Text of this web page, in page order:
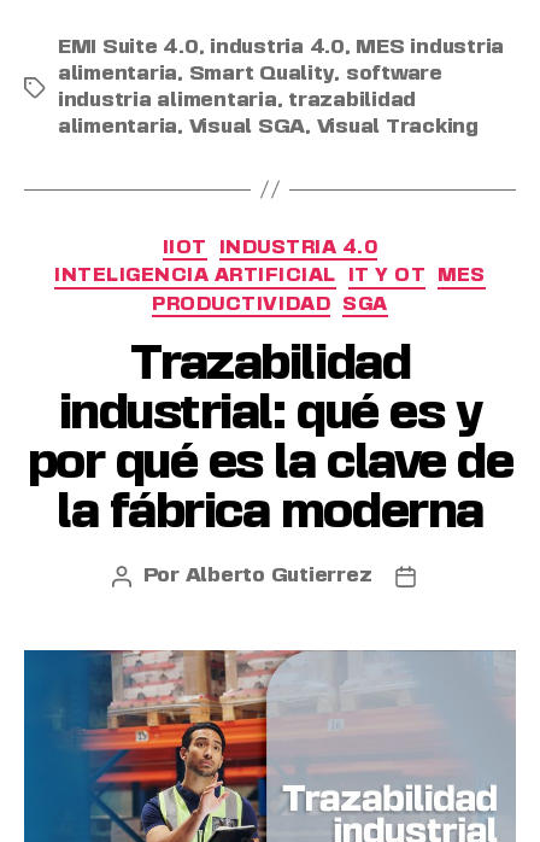
EMI Suite 4.0, industria 4.0, MES industria
alimentaria, Smart Quality, software
industria alimentaria, trazabilidad
alimentaria, Visual SGA, Visual Tracking
IIOT
INDUSTRIA 4.0
INTELIGENCIA ARTIFICIAL
IT Y OT
MES
PRODUCTIVIDAD
SGA
Trazabilidad
industrial: qué es y
por qué es la clave de
la fábrica moderna
Por Alberto Gutierrez